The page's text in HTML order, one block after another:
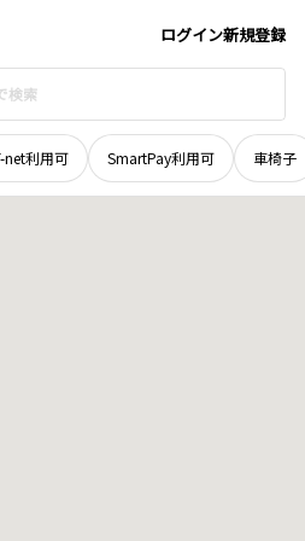
ログイン新規登録
net利用可 SmartPay利用可 車椅子